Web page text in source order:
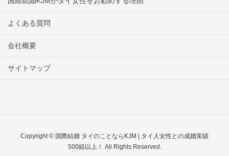
よくある質問
会社概要
サイトマップ
Copyright © 国際結婚 タイのことならKJM | タイ人女性との成婚実績
500組以上！ All Rights Reserved.